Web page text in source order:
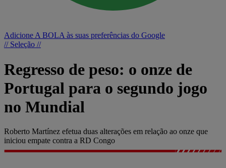
Adicione A BOLA às suas preferências do Google
// Seleção //
Regresso de peso: o onze de
Portugal para o segundo jogo
no Mundial
Roberto Martínez efetua duas alterações em relação ao onze que
iniciou empate contra a RD Congo